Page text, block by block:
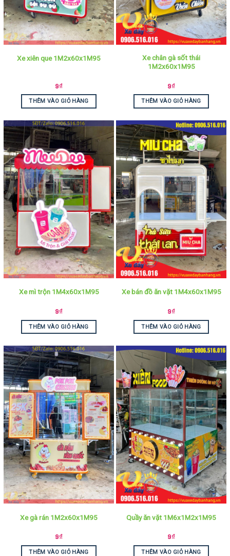
Xe xiên que 1M2x60x1M95
9₫
THÊM VÀO GIỎ HÀNG
Xe chân gà sốt thái
1M2x60x1M95
9₫
THÊM VÀO GIỎ HÀNG
Xe mì trộn 1M4x60x1M95
9₫
THÊM VÀO GIỎ HÀNG
Xe bán đồ ăn vặt 1M4x60x1M95
9₫
THÊM VÀO GIỎ HÀNG
Xe gà rán 1M2x60x1M95
9₫
THÊM VÀO GIỎ HÀNG
Quầy ăn vặt 1M6x1M2x1M95
9₫
THÊM VÀO GIỎ HÀNG